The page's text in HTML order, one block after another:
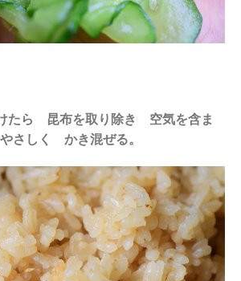
たら 昆布を取り除き 空気を含ま
さしく かき混ぜる。